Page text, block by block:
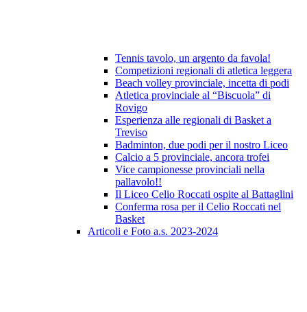
Tennis tavolo, un argento da favola!
Competizioni regionali di atletica leggera
Beach volley provinciale, incetta di podi
Atletica provinciale al “Biscuola” di
Rovigo
Esperienza alle regionali di Basket a
Treviso
Badminton, due podi per il nostro Liceo
Calcio a 5 provinciale, ancora trofei
Vice campionesse provinciali nella
pallavolo!!
Il Liceo Celio Roccati ospite al Battaglini
Conferma rosa per il Celio Roccati nel
Basket
Articoli e Foto a.s. 2023-2024